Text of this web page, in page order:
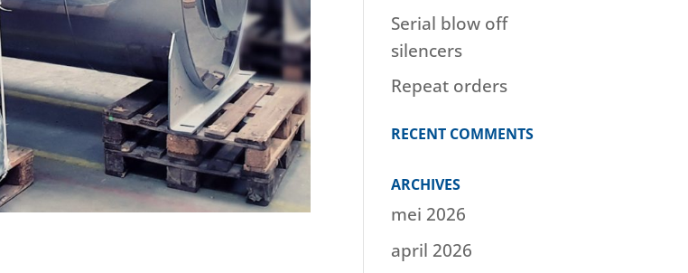
Serial blow off
silencers
Repeat orders
RECENT COMMENTS
ARCHIVES
mei 2026
april 2026